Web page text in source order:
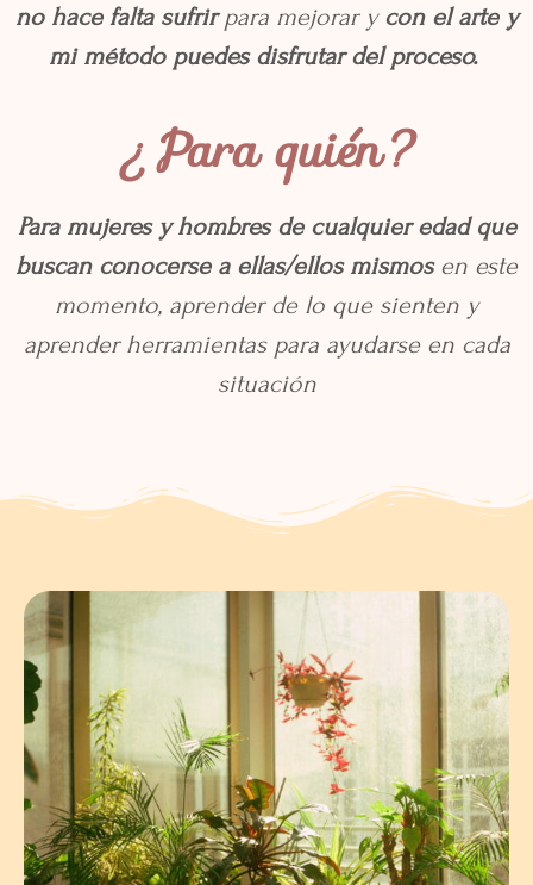
no hace falta sufrirpara mejorar y con el arte y
mi método puedes disfrutar del proceso.
¿Para quién?
Para mujeres y hombres de cualquier edad que
buscan conocerse a ellas/ellos mismosen este
momento, aprender de lo que sienten y
aprender herramientas para ayudarse en cada
situación